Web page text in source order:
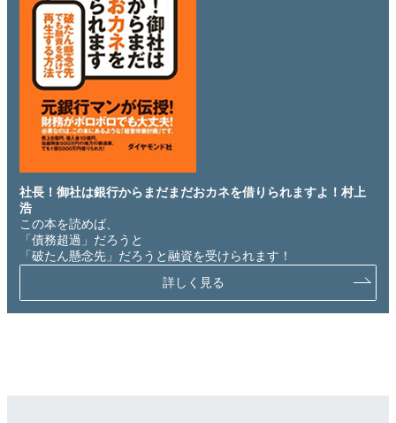
社長！御社は銀行からまだまだおカネを借りられますよ！村上
浩
この本を読めば、
「債務超過」だろうと
「破たん懸念先」だろうと融資を受けられます！
詳しく見る